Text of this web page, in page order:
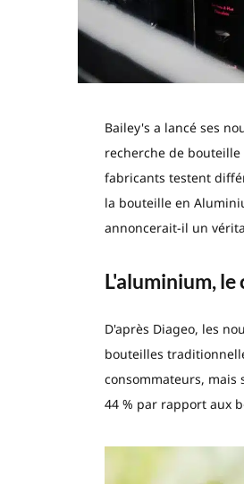
Bailey's a lancé ses
recherche de
fabricants testent
la bouteille en
annoncerait-il un
L'aluminium,
D'après Diageo, les
bouteilles
consommateurs,
44 % par rapport aux